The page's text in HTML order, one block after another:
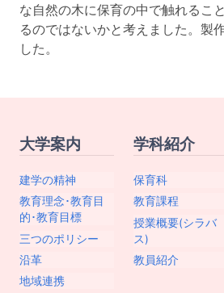
な自然の木に保育の中で触れるこ
るのではないかと考えました。製
した。
大学案内
建学の精神
教育理念･教育目
的･教育目標
三つのポリシー
沿革
地域連携
学科紹介
保育科
教育課程
授業概要(シラバ
ス)
教員紹介